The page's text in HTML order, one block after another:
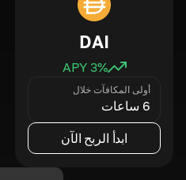
DAI
3% APY
أولى المكافآت خلال
6 ساعات
ابدأ الربح الآن